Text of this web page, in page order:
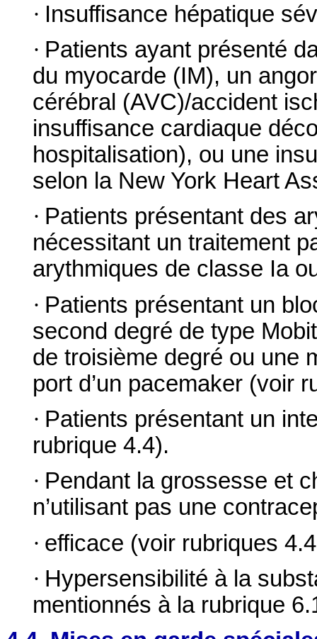
· Insuffisance hépatique
· Patients ayant présenté
du myocarde (IM), un
cérébral (AVC)/accident
insuffisance cardiaque
hospitalisation), ou une
selon la New York Heart
· Patients présentant des
nécessitant un traitement
arythmiques de classe Ia
· Patients présentant un
second degré de type
de troisième degré ou une
port d’un pacemaker (voir
· Patients présentant un
rubrique 4.4).
· Pendant la grossesse et
n’utilisant pas une
· efficace (voir rubriques
· Hypersensibilité à la
mentionnés à la rubrique